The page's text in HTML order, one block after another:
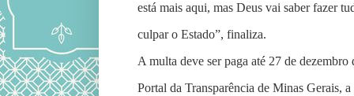
está mais aqui, mas Deus vai saber fazer
culpar o Estado”, finaliza.
A multa deve ser paga até 27 de dezembro
Portal da Transparência de Minas Gerais,